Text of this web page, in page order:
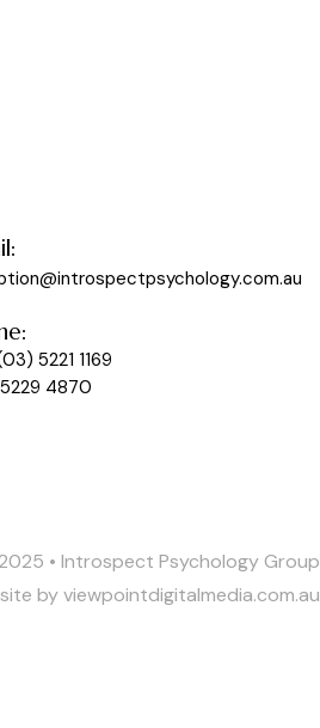
5221 1169
4870
• Introspect Psychology Group
byviewpointdigitalmedia.com.au